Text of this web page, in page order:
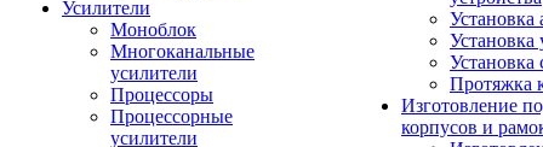
Усилители
Моноблок
Многоканальные
усилители
Процессоры
Процессорные
усилители
Установка
Установка
Установка
Протяжка
Изготовление
корпусов и